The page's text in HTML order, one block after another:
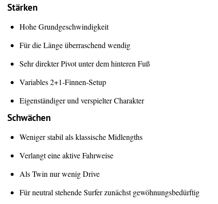
Stärken
Hohe Grundgeschwindigkeit
Für die Länge überraschend wendig
Sehr direkter Pivot unter dem hinteren Fuß
Variables 2+1-Finnen-Setup
Eigenständiger und verspielter Charakter
Schwächen
Weniger stabil als klassische Midlengths
Verlangt eine aktive Fahrweise
Als Twin nur wenig Drive
Für neutral stehende Surfer zunächst gewöhnungsbedürftig